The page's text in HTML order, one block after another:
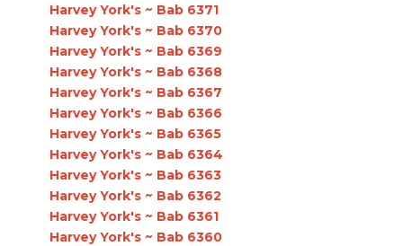
Harvey York's ~ Bab 6371
Harvey York's ~ Bab 6370
Harvey York's ~ Bab 6369
Harvey York's ~ Bab 6368
Harvey York's ~ Bab 6367
Harvey York's ~ Bab 6366
Harvey York's ~ Bab 6365
Harvey York's ~ Bab 6364
Harvey York's ~ Bab 6363
Harvey York's ~ Bab 6362
Harvey York's ~ Bab 6361
Harvey York's ~ Bab 6360